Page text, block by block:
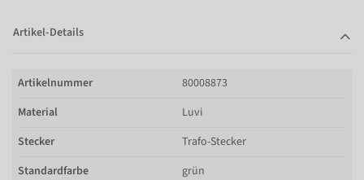
Artikel-Details
Artikelnummer
80008873
Material
Luvi
Stecker
Trafo-Stecker
Standardfarbe
grün